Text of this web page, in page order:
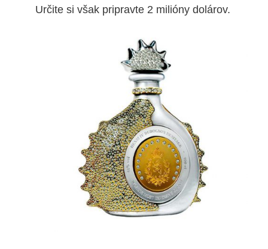
Určite si však pripravte 2 milióny dolárov.